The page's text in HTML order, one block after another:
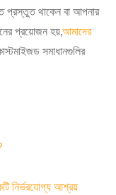
প্রস্তুত থাকেন বা আপনার
প্রয়োজন হয়,আমাদের
সমাধানগুলির
নির্ভরযোগ্য আশ্রয়